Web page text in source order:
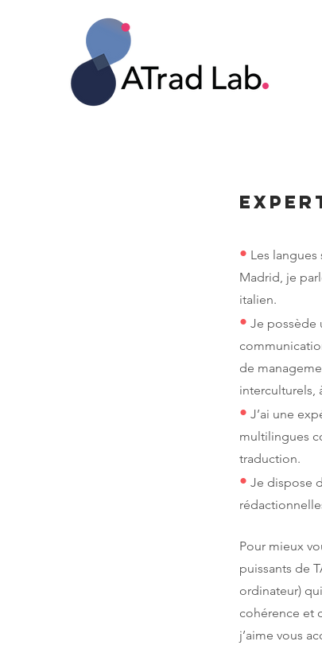
• Les langues
Madrid, je
italien.
• Je possède
de
interculturels,
• J’ai une
multilingues
traduction.
• Je dispose
Pour mieux
puissants de
ordinateur)
cohérence et
j’aime vous